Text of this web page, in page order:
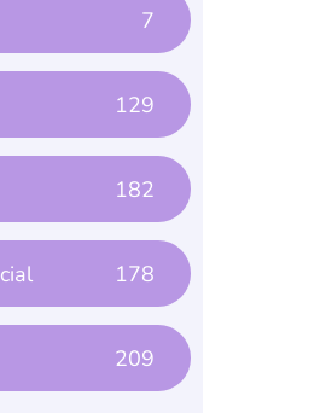
7
129
182
178
209